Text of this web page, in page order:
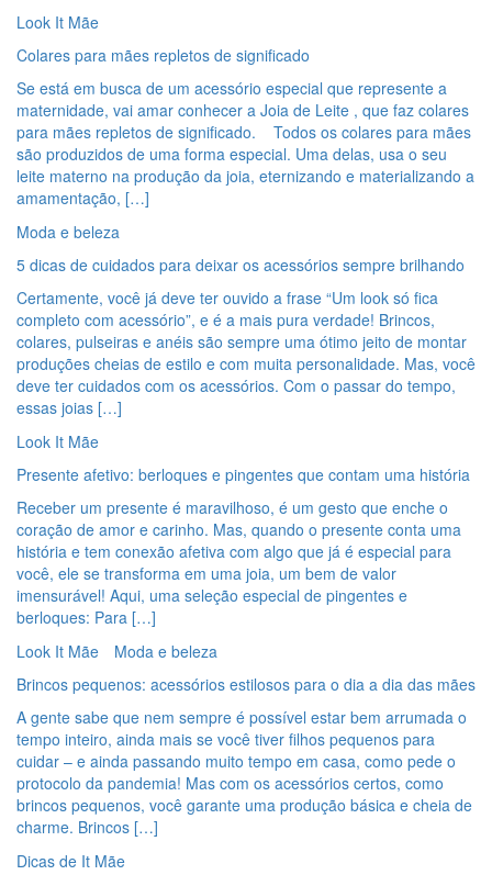
Look It Mãe
Colares para mães repletos de significado
Se está em busca de um acessório especial que represente a
maternidade, vai amar conhecer a Joia de Leite , que faz colares
para mães repletos de significado. Todos os colares para mães
são produzidos de uma forma especial. Uma delas, usa o seu
leite materno na produção da joia, eternizando e materializando a
amamentação, […]
Moda e beleza
5 dicas de cuidados para deixar os acessórios sempre brilhando
Certamente, você já deve ter ouvido a frase “Um look só fica
completo com acessório”, e é a mais pura verdade! Brincos,
colares, pulseiras e anéis são sempre uma ótimo jeito de montar
produções cheias de estilo e com muita personalidade. Mas, você
deve ter cuidados com os acessórios. Com o passar do tempo,
essas joias […]
Look It Mãe
Presente afetivo: berloques e pingentes que contam uma história
Receber um presente é maravilhoso, é um gesto que enche o
coração de amor e carinho. Mas, quando o presente conta uma
história e tem conexão afetiva com algo que já é especial para
você, ele se transforma em uma joia, um bem de valor
imensurável! Aqui, uma seleção especial de pingentes e
berloques: Para […]
Look It Mãe
Moda e beleza
Brincos pequenos: acessórios estilosos para o dia a dia das mães
A gente sabe que nem sempre é possível estar bem arrumada o
tempo inteiro, ainda mais se você tiver filhos pequenos para
cuidar – e ainda passando muito tempo em casa, como pede o
protocolo da pandemia! Mas com os acessórios certos, como
brincos pequenos, você garante uma produção básica e cheia de
charme. Brincos […]
Dicas de It Mãe